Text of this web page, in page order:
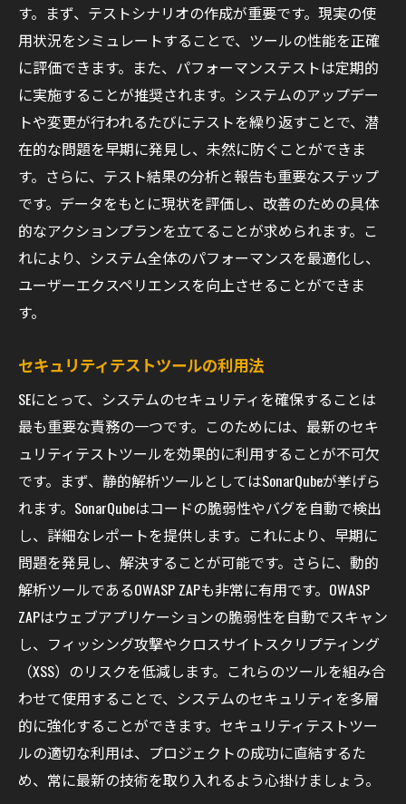
す。まず、テストシナリオの作成が重要です。現実の使
用状況をシミュレートすることで、ツールの性能を正確
に評価できます。また、パフォーマンステストは定期的
に実施することが推奨されます。システムのアップデー
トや変更が行われるたびにテストを繰り返すことで、潜
在的な問題を早期に発見し、未然に防ぐことができま
す。さらに、テスト結果の分析と報告も重要なステップ
です。データをもとに現状を評価し、改善のための具体
的なアクションプランを立てることが求められます。こ
れにより、システム全体のパフォーマンスを最適化し、
ユーザーエクスペリエンスを向上させることができま
す。
セキュリティテストツールの利用法
SEにとって、システムのセキュリティを確保することは
最も重要な責務の一つです。このためには、最新のセキ
ュリティテストツールを効果的に利用することが不可欠
です。まず、静的解析ツールとしてはSonarQubeが挙げら
れます。SonarQubeはコードの脆弱性やバグを自動で検出
し、詳細なレポートを提供します。これにより、早期に
問題を発見し、解決することが可能です。さらに、動的
解析ツールであるOWASP ZAPも非常に有用です。OWASP
ZAPはウェブアプリケーションの脆弱性を自動でスキャン
し、フィッシング攻撃やクロスサイトスクリプティング
（XSS）のリスクを低減します。これらのツールを組み合
わせて使用することで、システムのセキュリティを多層
的に強化することができます。セキュリティテストツー
ルの適切な利用は、プロジェクトの成功に直結するた
め、常に最新の技術を取り入れるよう心掛けましょう。